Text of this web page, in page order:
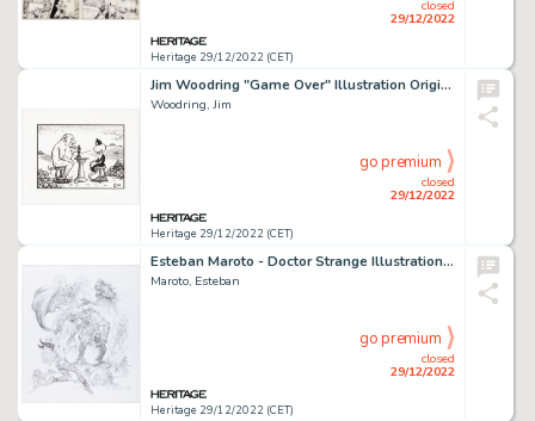
Heritage 29/12/2022 (CET)
closed
29/12/2022
Jim Woodring "Game Over" Illustration Original Art (2018). ...
Woodring, Jim
Heritage 29/12/2022 (CET)
closed
29/12/2022
go premium
Esteban Maroto - Doctor Strange Illustration Original Art (2013)....
Maroto, Esteban
Heritage 29/12/2022 (CET)
closed
29/12/2022
go premium